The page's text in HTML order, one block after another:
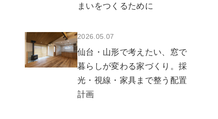
まいをつくるために
2026.05.07
仙台・山形で考えたい、窓で
暮らしが変わる家づくり。採
光・視線・家具まで整う配置
計画